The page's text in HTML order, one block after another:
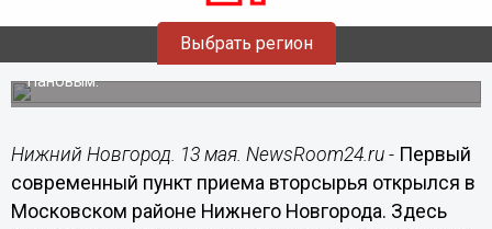
Выбрать регион
Просьба установить пункт приема вторсырья прозвучала
на встрече с главой Нижнего Новгорода Владимиром
Пановым.
Нижний Новгород. 13 мая. NewsRoom24.ru - Первый
современный пункт приема вторсырья открылся в
Московском районе Нижнего Новгорода. Здесь